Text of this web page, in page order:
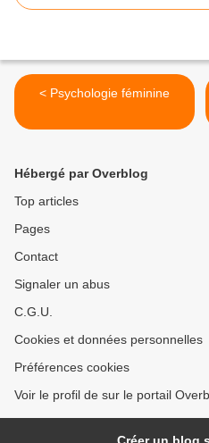
< Psychologie féminine
Hébergé par Overblog
Top articles
Pages
Contact
Signaler un abus
C.G.U.
Cookies et données personnelles
Préférences cookies
Voir le profil de sur le portail